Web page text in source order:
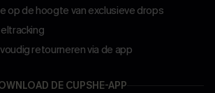
op de hoogte van exclusieve drops
retourneren via de app
DE CUPSHE-APP